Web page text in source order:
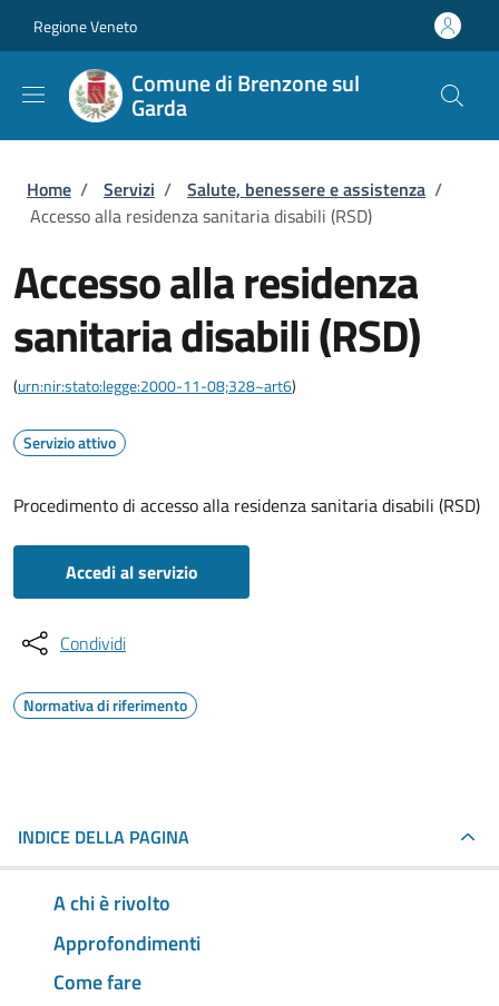
Regione Veneto
Comune di Brenzone sul
Garda
Briciole di pane
Home / Servizi / Salute, benessere e assistenza /
Accesso alla residenza sanitaria disabili (RSD)
Accesso alla residenza
sanitaria disabili (RSD)
(urn:nir:stato:legge:2000-11-08;328~art6)
Servizio attivo
Procedimento di accesso alla residenza sanitaria disabili (RSD)
Accedi al servizio
Condividi
Normativa di riferimento
INDICE DELLA PAGINA
A chi è rivolto
Approfondimenti
Come fare